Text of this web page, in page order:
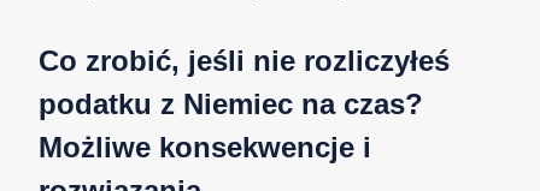
Co zrobić, jeśli nie rozliczyłeś
podatku z Niemiec na czas?
Możliwe konsekwencje i